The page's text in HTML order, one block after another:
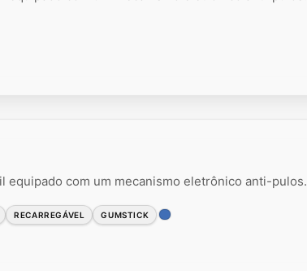
equipado com um mecanismo eletrônico anti-pulos.
RECARREGÁVEL GUMSTICK